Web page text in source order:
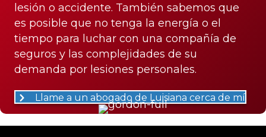
lesión o accidente. También sabemos que
es posible que no tenga la energía o el
tiempo para luchar con una compañía de
seguros y las complejidades de su
demanda por lesiones personales.
Llame a un abogado de Luisiana cerca de mí